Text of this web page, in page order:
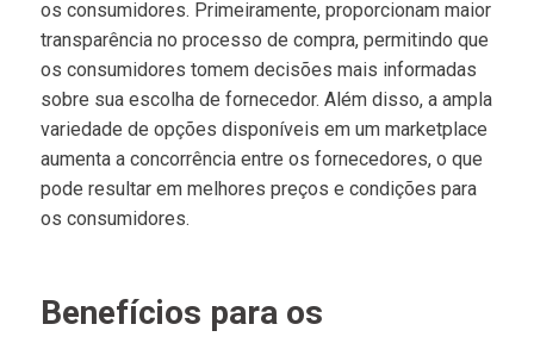
os consumidores. Primeiramente, proporcionam maior
transparência no processo de compra, permitindo que
os consumidores tomem decisões mais informadas
sobre sua escolha de fornecedor. Além disso, a ampla
variedade de opções disponíveis em um marketplace
aumenta a concorrência entre os fornecedores, o que
pode resultar em melhores preços e condições para
os consumidores.
Benefícios para os